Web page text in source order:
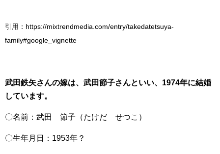
引用：https://mixtrendmedia.com/entry/takedatetsuya-
family#google_vignette
武田鉄矢さんの嫁は、武田節子さんといい、1974年に結婚
しています。
〇名前：武田 節子（たけだ せつこ）
〇生年月日：1953年？